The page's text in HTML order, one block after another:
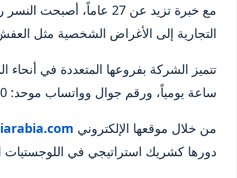
مع خبرة تزيد عن 27
التجارية إلى الأغراض الشخصية مثل
ساعة يومياً، ورقم جوال وواتساب موحد: 0560533140.
من خلال موقعها الإلكتروني
دورها كشريك استراتيجي في اللوجستيات